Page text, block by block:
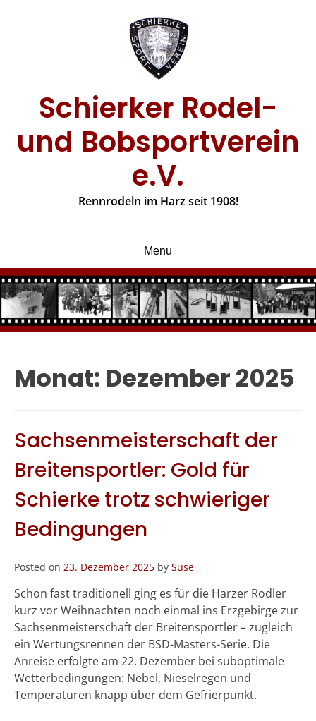
Schierker Rodel-
und Bobsportverein
e.V.
Rennrodeln im Harz seit 1908!
Menu
Monat: Dezember 2025
Sachsenmeisterschaft der
Breitensportler: Gold für
Schierke trotz schwieriger
Bedingungen
Posted on 23. Dezember 2025 by Suse
Schon fast traditionell ging es für die Harzer Rodler
kurz vor Weihnachten noch einmal ins Erzgebirge zur
Sachsenmeisterschaft der Breitensportler – zugleich
ein Wertungsrennen der BSD-Masters-Serie. Die
Anreise erfolgte am 22. Dezember bei suboptimale
Wetterbedingungen: Nebel, Nieselregen und
Temperaturen knapp über dem Gefrierpunkt.